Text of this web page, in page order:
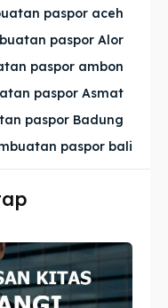
paspor aceh
paspor Alor
paspor ambon
paspor Asmat
paspor Badung
paspor bali